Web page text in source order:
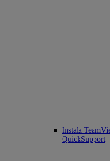
Instala
QuickSupport